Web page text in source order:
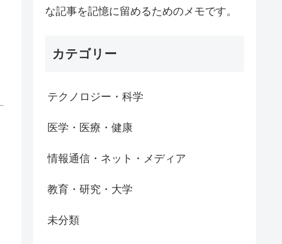
な記事を記憶に留めるためのメモです。
カテゴリー
テクノロジー・科学
医学・医療・健康
情報通信・ネット・メディア
教育・研究・大学
未分類